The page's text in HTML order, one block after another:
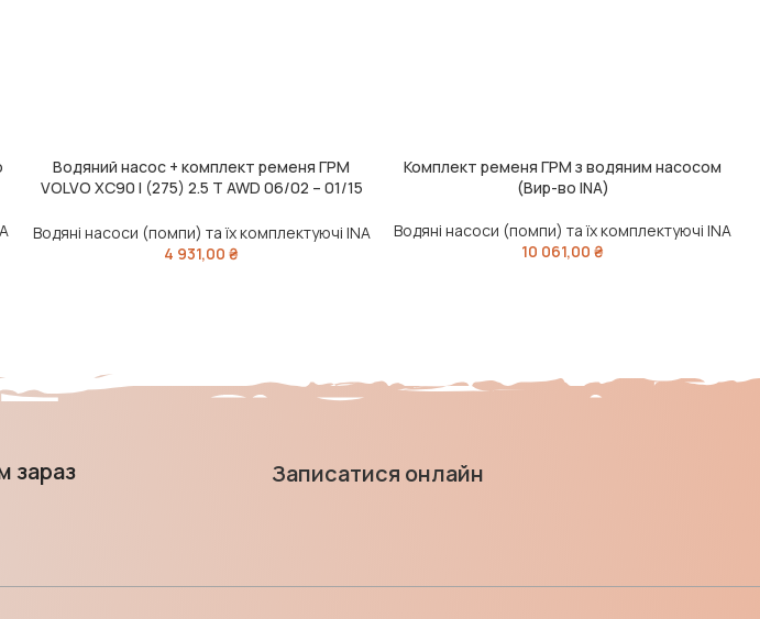
ДОДАТИ В КОШИК
Водяний насос + комплект ременя ГРМ
VOLVO XC90 I (275) 2.5 T AWD 06/02 – 01/15
Водяні насоси (помпи) та їх комплектуючі INA
4 931,00₴
ДОДАТИ В КОШИК
Комплект ременя ГРМ з водяним насосом
(Вир-во INA)
Водяні насоси (помпи) та їх комплектуючі INA
10 061,00₴
зараз Записатися онлайн